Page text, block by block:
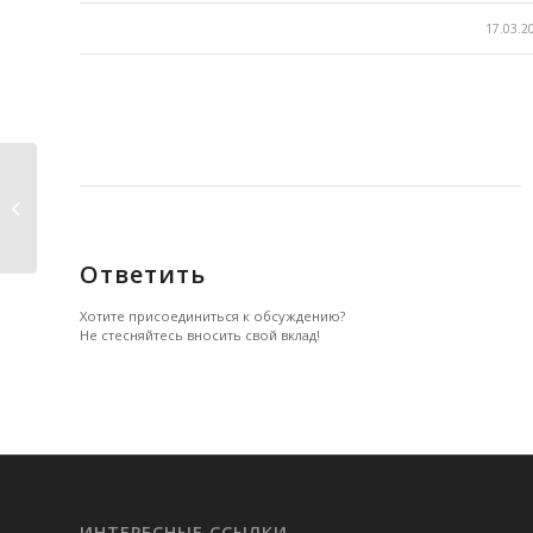
/
Ответить
Хотите присоединиться к обсуждению?
Не стесняйтесь вносить свой вклад!